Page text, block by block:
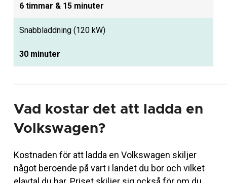
6 timmar & 15 minuter
Snabbladdning (120 kW)
30 minuter
Vad kostar det att ladda en
Volkswagen?
Kostnaden för att ladda en Volkswagen skiljer
något beroende på vart i landet du bor och vilket